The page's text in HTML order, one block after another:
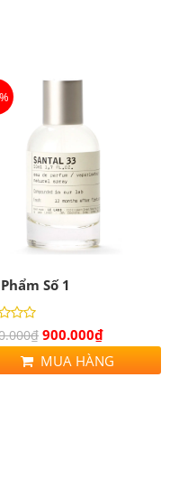
Số 1
₫ 900.000₫
MUA HÀNG